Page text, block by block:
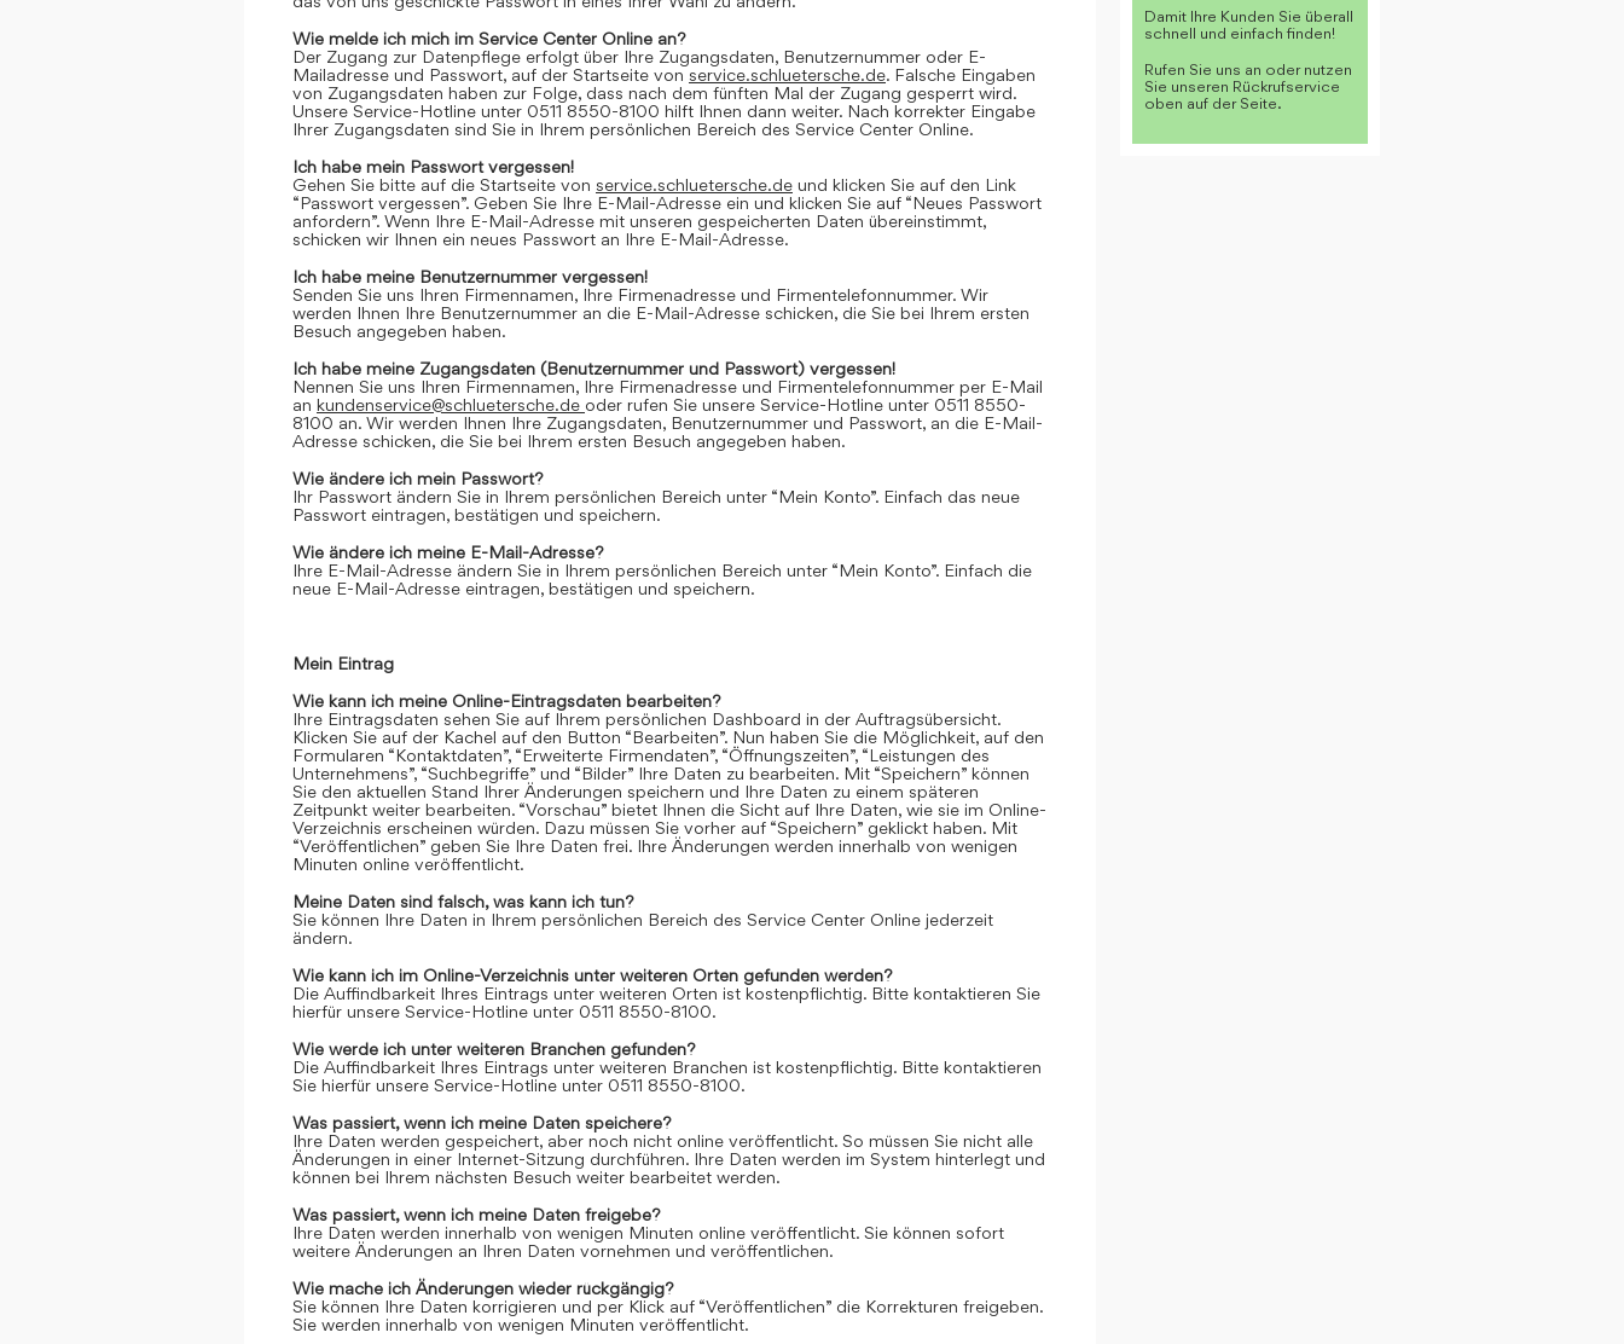
Wie melde ich mich im Service Center Online an?
Der Zugang zur Datenpflege erfolgt über Ihre Zugangsdaten, Benutzernummer oder E-
Mailadresse und Passwort, auf der Startseite von service.schluetersche.de. Falsche Eingaben
von Zugangsdaten haben zur Folge, dass nach dem fünften Mal der Zugang gesperrt wird.
Unsere Service-Hotline unter 0511 8550-8100 hilft Ihnen dann weiter. Nach korrekter Eingabe
Ihrer Zugangsdaten sind Sie in Ihrem persönlichen Bereich des Service Center Online.
Ich habe mein Passwort vergessen!
Gehen Sie bitte auf die Startseite von service.schluetersche.de und klicken Sie auf den Link
“Passwort vergessen”. Geben Sie Ihre E-Mail-Adresse ein und klicken Sie auf “Neues Passwort
anfordern”. Wenn Ihre E-Mail-Adresse mit unseren gespeicherten Daten übereinstimmt,
schicken wir Ihnen ein neues Passwort an Ihre E-Mail-Adresse.
Ich habe meine Benutzernummer vergessen!
Senden Sie uns Ihren Firmennamen, Ihre Firmenadresse und Firmentelefonnummer. Wir
werden Ihnen Ihre Benutzernummer an die E-Mail-Adresse schicken, die Sie bei Ihrem ersten
Besuch angegeben haben.
Ich habe meine Zugangsdaten (Benutzernummer und Passwort) vergessen!
Nennen Sie uns Ihren Firmennamen, Ihre Firmenadresse und Firmentelefonnummer per E-Mail
an kundenservice@schluetersche.de oder rufen Sie unsere Service-Hotline unter 0511 8550-
8100 an. Wir werden Ihnen Ihre Zugangsdaten, Benutzernummer und Passwort, an die E-Mail-
Adresse schicken, die Sie bei Ihrem ersten Besuch angegeben haben.
Wie ändere ich mein Passwort?
Ihr Passwort ändern Sie in Ihrem persönlichen Bereich unter “Mein Konto”. Einfach das neue
Passwort eintragen, bestätigen und speichern.
Wie ändere ich meine E-Mail-Adresse?
Ihre E-Mail-Adresse ändern Sie in Ihrem persönlichen Bereich unter “Mein Konto”. Einfach die
neue E-Mail-Adresse eintragen, bestätigen und speichern.
Mein Eintrag
Wie kann ich meine Online-Eintragsdaten bearbeiten?
Ihre Eintragsdaten sehen Sie auf Ihrem persönlichen Dashboard in der Auftragsübersicht.
Klicken Sie auf der Kachel auf den Button “Bearbeiten”. Nun haben Sie die Möglichkeit, auf den
Formularen “Kontaktdaten”, “Erweiterte Firmendaten”, “Öffnungszeiten”, “Leistungen des
Unternehmens”, “Suchbegriffe” und “Bilder” Ihre Daten zu bearbeiten. Mit “Speichern” können
Sie den aktuellen Stand Ihrer Änderungen speichern und Ihre Daten zu einem späteren
Zeitpunkt weiter bearbeiten. “Vorschau” bietet Ihnen die Sicht auf Ihre Daten, wie sie im Online-
Verzeichnis erscheinen würden. Dazu müssen Sie vorher auf “Speichern” geklickt haben. Mit
“Veröffentlichen” geben Sie Ihre Daten frei. Ihre Änderungen werden innerhalb von wenigen
Minuten online veröffentlicht.
Meine Daten sind falsch, was kann ich tun?
Sie können Ihre Daten in Ihrem persönlichen Bereich des Service Center Online jederzeit
ändern.
Wie kann ich im Online-Verzeichnis unter weiteren Orten gefunden werden?
Die Auffindbarkeit Ihres Eintrags unter weiteren Orten ist kostenpflichtig. Bitte kontaktieren Sie
hierfür unsere Service-Hotline unter 0511 8550-8100.
Wie werde ich unter weiteren Branchen gefunden?
Die Auffindbarkeit Ihres Eintrags unter weiteren Branchen ist kostenpflichtig. Bitte kontaktieren
Sie hierfür unsere Service-Hotline unter 0511 8550-8100.
Was passiert, wenn ich meine Daten speichere?
Ihre Daten werden gespeichert, aber noch nicht online veröffentlicht. So müssen Sie nicht alle
Änderungen in einer Internet-Sitzung durchführen. Ihre Daten werden im System hinterlegt und
können bei Ihrem nächsten Besuch weiter bearbeitet werden.
Was passiert, wenn ich meine Daten freigebe?
Ihre Daten werden innerhalb von wenigen Minuten online veröffentlicht. Sie können sofort
weitere Änderungen an Ihren Daten vornehmen und veröffentlichen.
Wie mache ich Änderungen wieder rückgängig?
Sie können Ihre Daten korrigieren und per Klick auf “Veröffentlichen” die Korrekturen freigeben.
Sie werden innerhalb von wenigen Minuten veröffentlicht.
Damit Ihre Kunden Sie überall
schnell und einfach finden!
Rufen Sie uns an oder nutzen
Sie unseren Rückrufservice
oben auf der Seite.